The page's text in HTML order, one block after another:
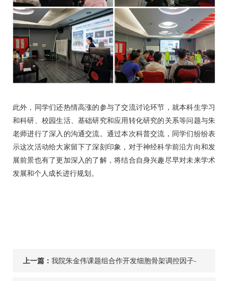
此外，同学们还热情高涨的参与了交流讨论环节，就本科生学习
和科研、校园生活、基础研究和应用转化研究的关系等问题与朱
老师进行了深入的沟通交流。通过本次科普交流，同学们纷纷表
示这次活动给大家留下了深刻印象，对于神经科学前沿方向和发
展前景也有了更加深入的了解，将结合自身兴趣尽早对未来学术
发展和个人成长进行规划。
上一篇： 我院朱金伟课题组合作开发细胞骨架调控因子-